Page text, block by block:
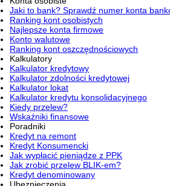
Jaki to bank? Sprawdź numer konta
Ranking kont osobistych
Najlepsze konta firmowe
Konto walutowe
Ranking kont oszczędnościowych
Kalkulatory
Kalkulator kredytowy
Kalkulator zdolności kredytowej
Kalkulator lokat
Kalkulator kredytu konsolidacyjnego
Kiedy przelew?
Wskaźniki finansowe
Poradniki
Kredyt na remont
Kredyt Konsumencki
Jak wypłacić pieniądze z PPK
Jak zrobić przelew BLIK-em?
Kredyt denominowany
Ubezpieczenia